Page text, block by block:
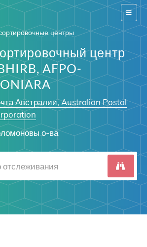
Switch
центры
центр
AFPO-
Австралии, Australian Postal
о-ва